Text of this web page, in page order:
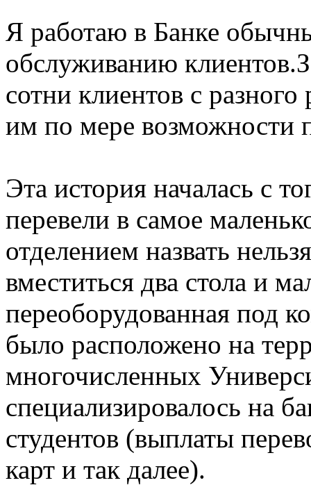
Я работаю в Банке
обслуживанию
сотни клиентов с
им по мере возможности
Эта история началась с
перевели в самое
отделением назвать
вместиться два стола и
переоборудованная под
было расположено на
многочисленных
специализировалось на
студентов (выплаты
карт и так далее).